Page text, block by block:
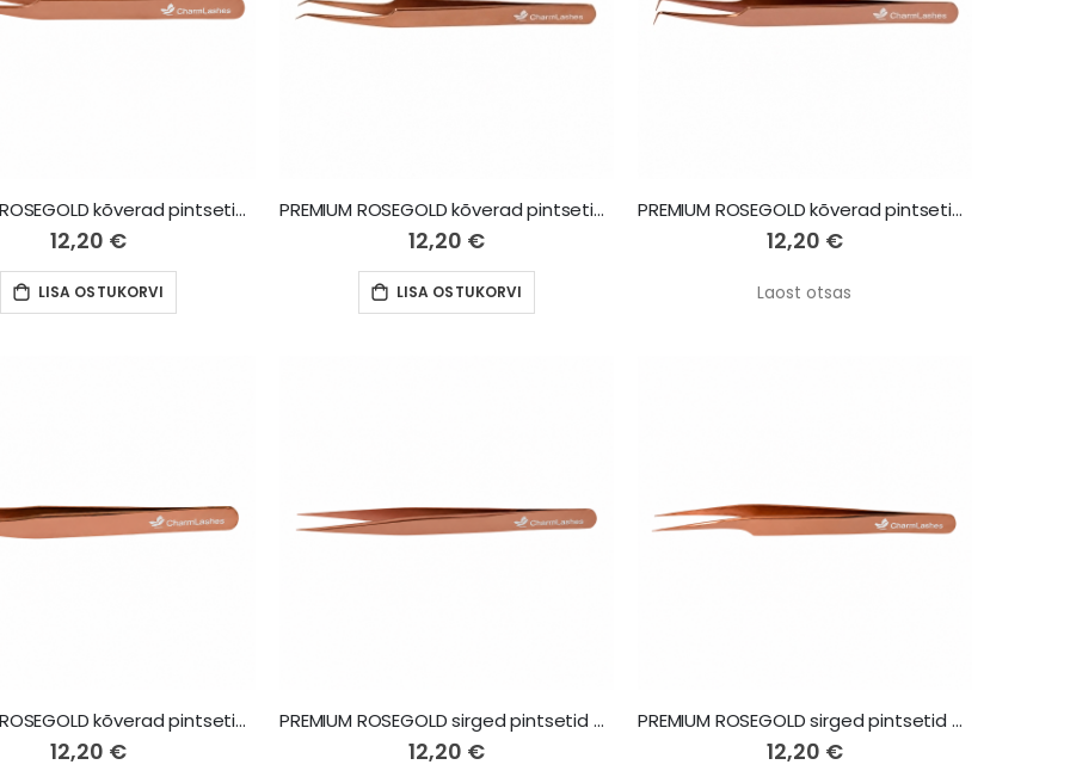
PREMIUM ROSEGOLD kõverad pintsetid 45 Long
12,20 €
LISA OSTUKORVI
PREMIUM ROSEGOLD kõverad pintsetid 45 Short
12,20 €
LISA OSTUKORVI
PREMIUM ROSEGOLD kõverad pintsetid 90 Short
12,20 €
Laost otsas
PREMIUM ROSEGOLD kõverad pintsetid Duck
12,20 €
PREMIUM ROSEGOLD sirged pintsetid Classic
12,20 €
PREMIUM ROSEGOLD sirged pintsetid Modern
12,20 €